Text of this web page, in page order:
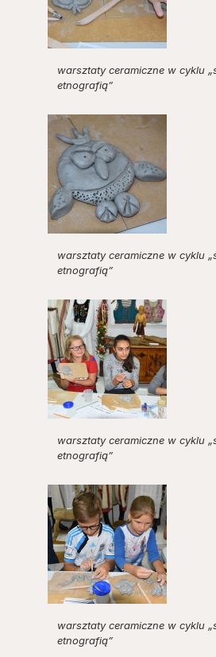
warsztaty ceramiczne w cyklu
etnografią”
warsztaty ceramiczne w cyklu
etnografią”
warsztaty ceramiczne w cyklu
etnografią”
warsztaty ceramiczne w cyklu
etnografią”